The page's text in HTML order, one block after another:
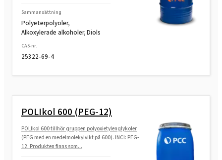
Sammansättning
Polyeterpolyoler,
Alkoxylerade alkoholer, Diols
CAS-nr.
25322-69-4
POLIkol 600 (PEG-12)
POLIkol 600 tillhör gruppen polyoxietylenglykoler
(PEG med en medelmolekylvikt på 600). INCI: PEG-
12. Produkten finns som...